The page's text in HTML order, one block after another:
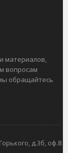
материалов,
вопросам
обращайтесь
д.3б, оф.8